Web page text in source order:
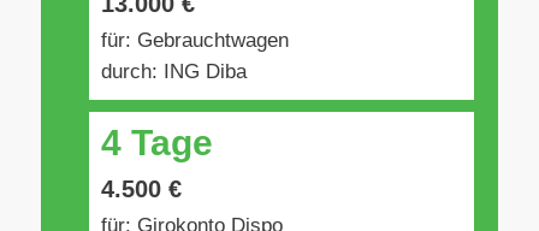
für: Gebrauchtwagen
durch: ING Diba
4 Tage
4.500 €
für: Girokonto Dispo